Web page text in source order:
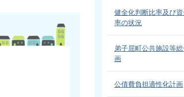
健全化判断比率及び
率の状況
弟子屈町公共施設等
画
公債費負担適性化計画